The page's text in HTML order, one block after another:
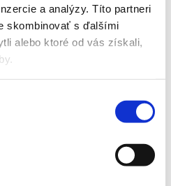
a analýzy. Títo partneri
skombinovať s ďalšími
alebo ktoré od vás získali,